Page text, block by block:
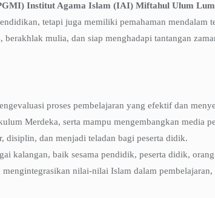
Institut Agama Islam (IAI) Miftahul Ulum
tetapi juga memiliki pemahaman
mulia, dan siap menghadapi tantangan
proses pembelajaran yang efektif dan
Merdeka, serta mampu mengembangkan media
dan menjadi teladan bagi peserta didik.
kalangan, baik sesama pendidik, peserta didik,
nilai-nilai Islam dalam